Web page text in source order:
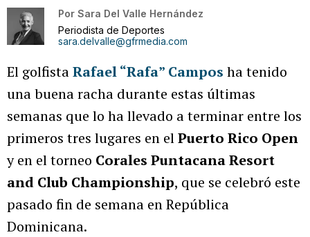
Por Sara Del Valle Hernández
Periodista de Deportes
sara.delvalle@gfrmedia.com
El golfistaRafael “Rafa” Campos ha tenido
una buena racha durante estas últimas
semanas que lo ha llevado a terminar entre los
primeros tres lugares en elPuerto Rico Open
y en el torneo Corales Puntacana Resort
and Club Championship, que se celebró este
pasado fin de semana en República
Dominicana.